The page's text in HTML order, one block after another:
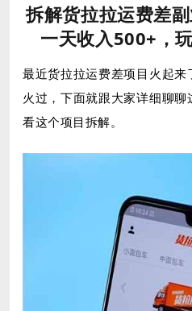
拆解货拉拉运费差
一天收入500+，
最近货拉拉运费差项目火起
火过，下面就跟大家详细聊
看这个项目拆解。